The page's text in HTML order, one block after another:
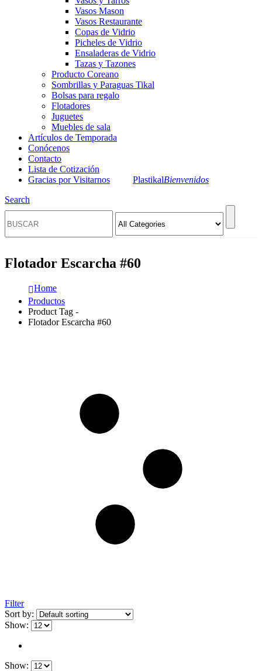
Vasos Mason
Vasos Restaurante
Copas de Vidrio
Picheles de Vidrio
Ensaladeras de Vidrio
Tazas y Tazones
Producto Coreano
Sombrillas y Paraguas Tikal
Bolsas para regalo
Flotadores
Juguetes
Muebles de sala
Artículos de Temporada
Conócenos
Contacto
Lista de Cotización
Gracias por Visitarnos
PlastikalBienvenidos
Search
Flotador Escarcha #60
Home
Productos
Product Tag -
Flotador Escarcha #60
Filter
Sort by:
Show:
Show: